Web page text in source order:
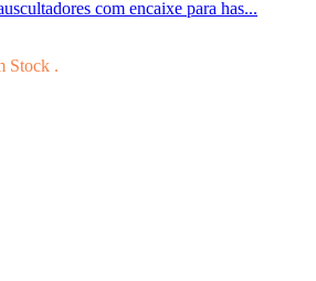
com encaixe para has...
Stock .